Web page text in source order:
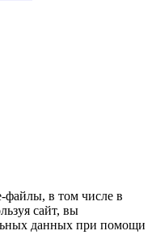
файлы, в том числе в
сайт, вы
данных при помощи